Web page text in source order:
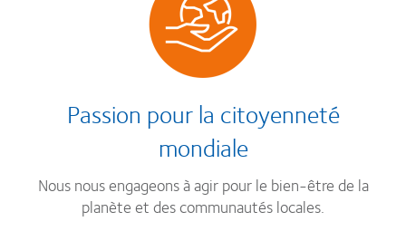
Passion pour la citoyenneté
mondiale
Nous nous engageons à agir pour le bien-être de la
planète et des communautés locales.